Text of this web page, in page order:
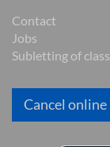
Contact
Jobs
Subletting of
Cancel